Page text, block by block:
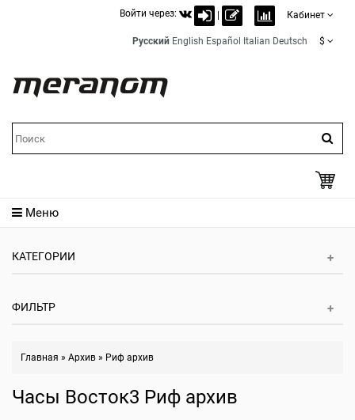
Войти через: Кабинет
Русский English Español Italian Deutsch $
Меню
КАТЕГОРИИ
ФИЛЬТР
Главная » Архив » Риф архив
Часы Восток3 Риф архив